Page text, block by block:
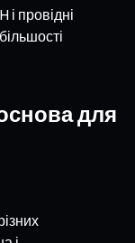
провідні
для